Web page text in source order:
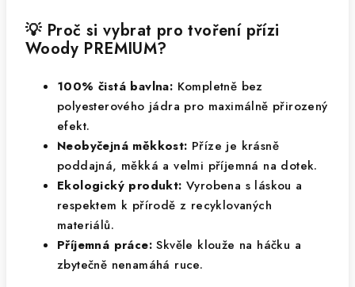
💡 Proč si vybrat pro tvoření přízi
Woody PREMIUM?
100% čistá bavlna: Kompletně bez
polyesterového jádra pro maximálně přirozený
efekt.
Neobyčejná měkkost: Příze je krásně
poddajná, měkká a velmi příjemná na dotek.
Ekologický produkt: Vyrobena s láskou a
respektem k přírodě z recyklovaných
materiálů.
Příjemná práce: Skvěle klouže na háčku a
zbytečně nenamáhá ruce.